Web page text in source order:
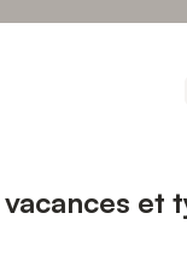
et